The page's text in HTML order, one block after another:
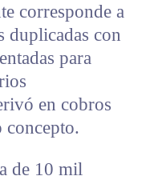
corresponde a
duplicadas con
para
en cobros
de 10 mil